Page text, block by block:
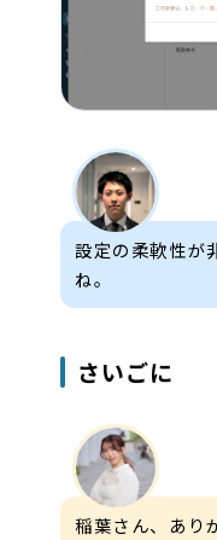
設定の柔軟性が
ね。
さいごに
稲葉さん、あり